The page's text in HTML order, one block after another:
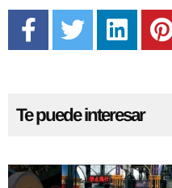
Te puede interesar